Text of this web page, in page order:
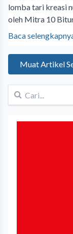
lomba tari kreasi
oleh Mitra 10
Baca
Muat Artikel